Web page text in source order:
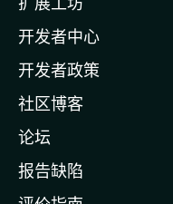
a
主
页
开发者中心
开发者政策
社区博客
论坛
报告缺陷